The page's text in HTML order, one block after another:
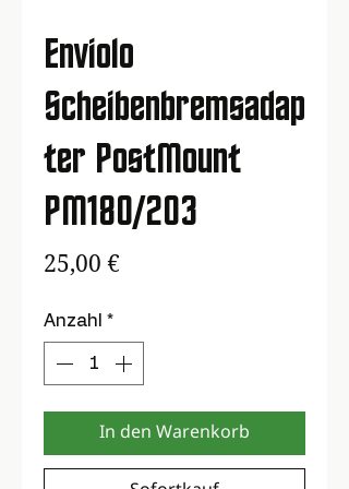
Enviolo
Scheibenbremsadap
ter PostMount
PM180/203
25,00 €
Anzahl *
In den Warenkorb